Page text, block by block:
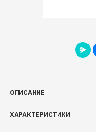
ОПИСАНИЕ
ХАРАКТЕРИСТИКИ